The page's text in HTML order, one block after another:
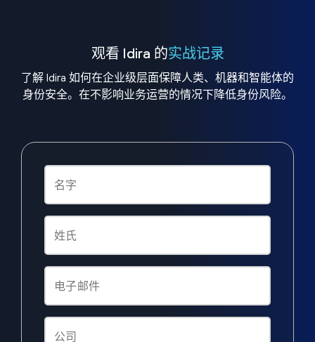
观看 Idira 的实战记录
了解 Idira 如何在企业级层面保障人类、机器和智能体的
身份安全。在不影响业务运营的情况下降低身份风险。